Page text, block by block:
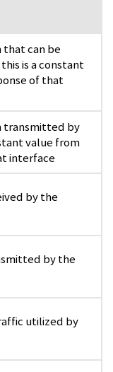
can be
is a constant
of that
transmitted by
value from
interface
by the
by the
utilized by